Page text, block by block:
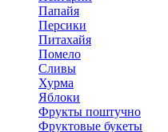
Папайя
Персики
Питахайя
Помело
Сливы
Хурма
Яблоки
Фрукты поштучно
Фруктовые букеты